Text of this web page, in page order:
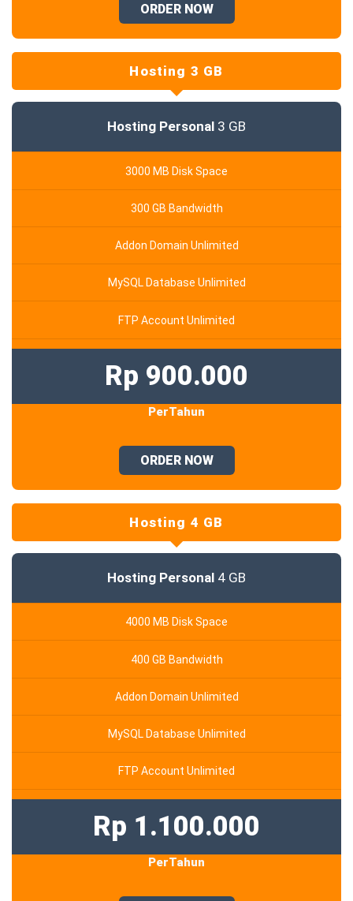
ORDER NOW
Hosting 3 GB
Hosting Personal 3 GB
3000 MB Disk Space
300 GB Bandwidth
Addon Domain Unlimited
MySQL Database Unlimited
FTP Account Unlimited
Rp 900.000
PerTahun
ORDER NOW
Hosting 4 GB
Hosting Personal 4 GB
4000 MB Disk Space
400 GB Bandwidth
Addon Domain Unlimited
MySQL Database Unlimited
FTP Account Unlimited
Rp 1.100.000
PerTahun